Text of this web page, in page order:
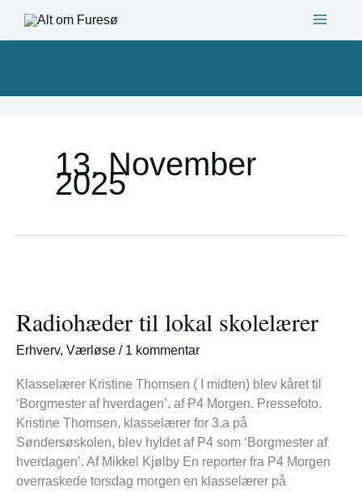
13. November
2025
Radiohæder til lokal skolelærer
Erhverv, Værløse / 1 kommentar
Klasselærer Kristine Thomsen ( I midten) blev kåret til
‘Borgmester af hverdagen’. af P4 Morgen. Pressefoto.
Kristine Thomsen, klasselærer for 3.a på
Søndersøskolen, blev hyldet af P4 som ‘Borgmester af
hverdagen’. Af Mikkel Kjølby En reporter fra P4 Morgen
overraskede torsdag morgen en klasselærer på
lokal
skolelærer